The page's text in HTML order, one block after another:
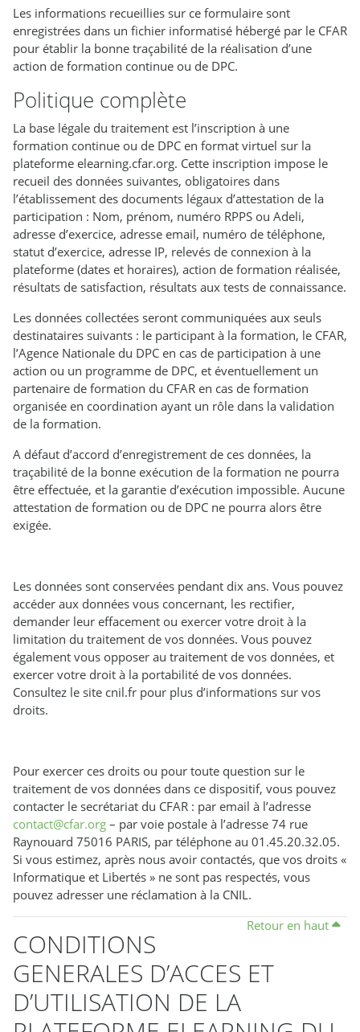
Les informations recueillies sur ce formulaire sont
enregistrées dans un fichier informatisé hébergé par le CFAR
pour établir la bonne traçabilité de la réalisation d’une
action de formation continue ou de DPC.
Politique complète
La base légale du traitement est l’inscription à une
formation continue ou de DPC en format virtuel sur la
plateforme elearning.cfar.org. Cette inscription impose le
recueil des données suivantes, obligatoires dans
l’établissement des documents légaux d’attestation de la
participation : Nom, prénom, numéro RPPS ou Adeli,
adresse d’exercice, adresse email, numéro de téléphone,
statut d’exercice, adresse IP, relevés de connexion à la
plateforme (dates et horaires), action de formation réalisée,
résultats de satisfaction, résultats aux tests de connaissance.
Les données collectées seront communiquées aux seuls
destinataires suivants : le participant à la formation, le CFAR,
l’Agence Nationale du DPC en cas de participation à une
action ou un programme de DPC, et éventuellement un
partenaire de formation du CFAR en cas de formation
organisée en coordination ayant un rôle dans la validation
de la formation.
A défaut d’accord d’enregistrement de ces données, la
traçabilité de la bonne exécution de la formation ne pourra
être effectuée, et la garantie d’exécution impossible. Aucune
attestation de formation ou de DPC ne pourra alors être
exigée.
Les données sont conservées pendant dix ans. Vous pouvez
accéder aux données vous concernant, les rectifier,
demander leur effacement ou exercer votre droit à la
limitation du traitement de vos données. Vous pouvez
également vous opposer au traitement de vos données, et
exercer votre droit à la portabilité de vos données.
Consultez le site cnil.fr pour plus d’informations sur vos
droits.
Pour exercer ces droits ou pour toute question sur le
traitement de vos données dans ce dispositif, vous pouvez
contacter le secrétariat du CFAR : par email à l’adresse
contact@cfar.org – par voie postale à l’adresse 74 rue
Raynouard 75016 PARIS, par téléphone au 01.45.20.32.05.
Si vous estimez, après nous avoir contactés, que vos droits «
Informatique et Libertés » ne sont pas respectés, vous
pouvez adresser une réclamation à la CNIL.
Retour en haut
CONDITIONS
GENERALES D’ACCES ET
D’UTILISATION DE LA